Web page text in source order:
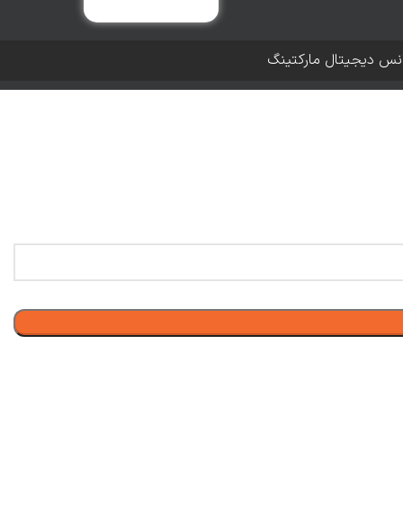
دیجیتال مارکتینگ